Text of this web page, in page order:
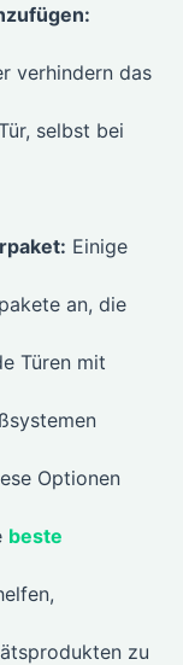
verhindern das
selbst bei
Einige
an, die
Türen mit
Optionen
beste
zu